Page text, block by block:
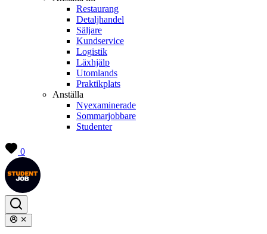
Restaurang
Detaljhandel
Säljare
Kundservice
Logistik
Läxhjälp
Utomlands
Praktikplats
Anställa
Nyexaminerade
Sommarjobbare
Studenter
0